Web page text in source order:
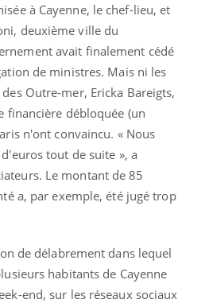
à Cayenne, le chef-lieu, et
deuxième ville du
avait finalement cédé
de ministres. Mais ni les
Outre-mer, Ericka Bareigts,
financière débloquée (un
n'ont convaincu. « Nous
tout de suite », a
Le montant de 85
a, par exemple, été jugé trop
de délabrement dans lequel
habitants de Cayenne
end, sur les réseaux sociaux